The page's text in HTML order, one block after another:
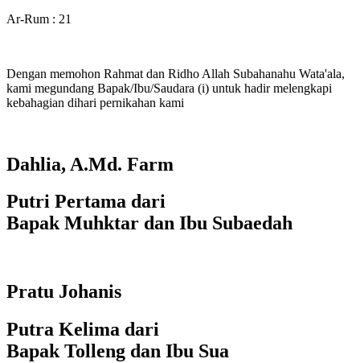
Ar-Rum : 21
Dengan memohon Rahmat dan Ridho Allah Subahanahu Wata'ala,
kami megundang Bapak/Ibu/Saudara (i) untuk hadir melengkapi
kebahagian dihari pernikahan kami
Dahlia, A.Md. Farm
Putri Pertama dari
Bapak Muhktar dan Ibu Subaedah
Pratu Johanis
Putra Kelima dari
Bapak Tolleng dan Ibu Sua